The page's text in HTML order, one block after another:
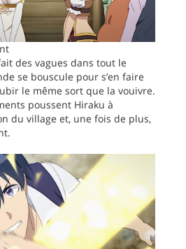
des vagues dans tout le
se bouscule pour s’en faire
le même sort que la vouivre.
poussent Hiraku à
du village et, une fois de plus,